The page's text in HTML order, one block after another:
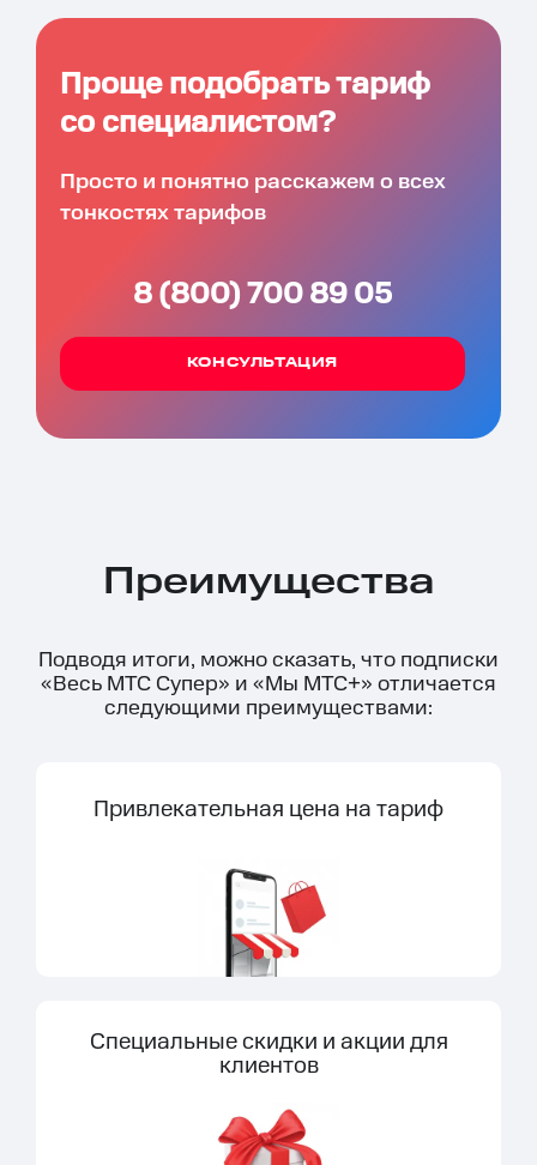
Проще подобрать тариф
со специалистом?
Просто и понятно расскажем о всех
тонкостях тарифов
8 (800) 700 89 05
КОНСУЛЬТАЦИЯ
Преимущества
Подводя итоги, можно сказать, что подписки
«Весь МТС Супер» и «Мы МТС+» отличается
следующими преимуществами:
Привлекательная цена на тариф
Специальные скидки и акции для
клиентов